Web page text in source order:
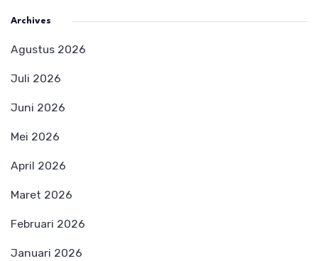
Archives
Agustus 2026
Juli 2026
Juni 2026
Mei 2026
April 2026
Maret 2026
Februari 2026
Januari 2026